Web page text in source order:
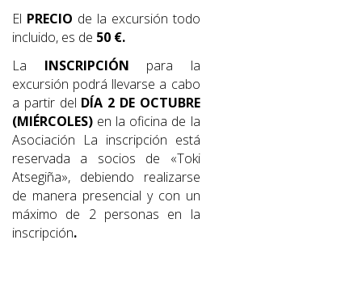
El PRECIO de la excursión todo
incluido, es de 50 €.
La INSCRIPCIÓN para la
excursión podrá llevarse a cabo
a partir del DÍA 2 DE OCTUBRE
(MIÉRCOLES) en la oficina de la
Asociación La inscripción está
reservada a socios de «Toki
Atsegiña», debiendo realizarse
de manera presencial y con un
máximo de 2 personas en la
inscripción.